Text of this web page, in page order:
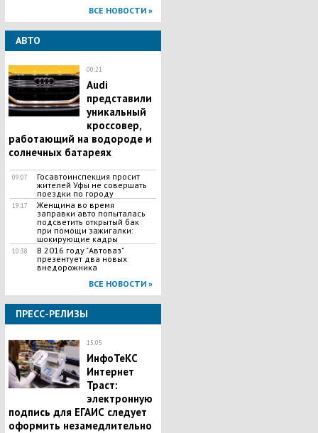
ВСЕ НОВОСТИ »
АВТО
00:21
Audi
представили
уникальный
кроссовер,
работающий на водороде и
солнечных батареях
09:07
Госавтоинспекция просит
жителей Уфы не совершать
поездки по городу
19:17
Женщина во время
заправки авто попыталась
подсветить открытый бак
при помощи зажигалки:
шокирующие кадры
10:38
В 2016 году "Автоваз"
презентует два новых
внедорожника
ВСЕ НОВОСТИ »
ПРЕСС-РЕЛИЗЫ
15:05
ИнфоТеКС
Интернет
Траст:
электронную
подпись для ЕГАИС следует
оформить незамедлительно